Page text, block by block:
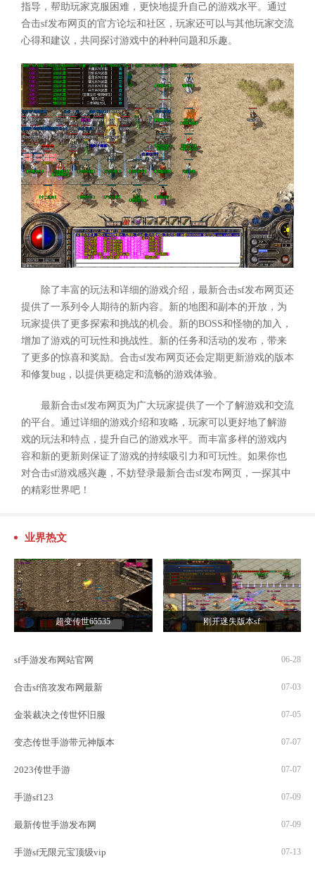
指导，帮助玩家克服困难，更快地提升自己的游戏水平。通过
合击sf发布网页的官方论坛和社区，玩家还可以与其他玩家交流
心得和建议，共同探讨游戏中的种种问题和乐趣。
除了丰富的玩法和详细的游戏介绍，最新合击sf发布网页还
提供了一系列令人期待的新内容。新的地图和副本的开放，为
玩家提供了更多探索和挑战的机会。新的BOSS和怪物的加入，
增加了游戏的可玩性和挑战性。新的任务和活动的发布，带来
了更多的惊喜和奖励。合击sf发布网页还会定期更新游戏的版本
和修复bug，以提供更稳定和流畅的游戏体验。
最新合击sf发布网页为广大玩家提供了一个了解游戏和交流
的平台。通过详细的游戏介绍和攻略，玩家可以更好地了解游
戏的玩法和特点，提升自己的游戏水平。而丰富多样的游戏内
容和新的更新则保证了游戏的持续吸引力和可玩性。如果你也
对合击sf游戏感兴趣，不妨登录最新合击sf发布网页，一探其中
的精彩世界吧！
业界热文
超变传世65535 刚开迷失版本sf
sf手游发布网站官网 06-28
合击sf倍攻发布网最新 07-03
金装裁决之传世怀旧服 07-05
变态传世手游带元神版本 07-07
2023传世手游 07-07
手游sf123 07-09
最新传世手游发布网 07-09
手游sf无限元宝顶级vip 07-13